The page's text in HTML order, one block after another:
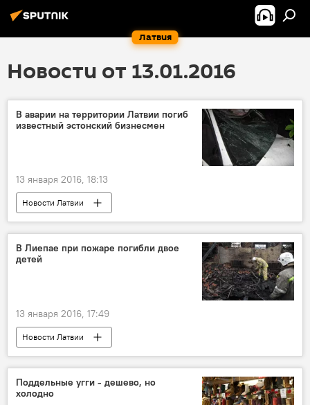
Латвия
Новости от 13.01.2016
В аварии на территории Латвии погиб
известный эстонский бизнесмен
13 января 2016, 18:13
Новости Латвии
В Лиепае при пожаре погибли двое
детей
13 января 2016, 17:49
Новости Латвии
Поддельные угги - дешево, но
холодно